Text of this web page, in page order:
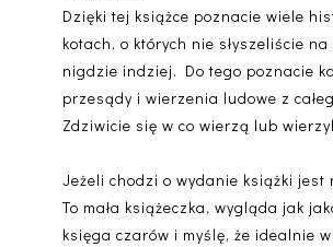
Dzięki tej książce poznacie wiele
kotach, o których nie słyszeliście na
nigdzie indziej. Do tego poznacie
przesądy i wierzenia ludowe z
Zdziwicie się w co wierzą lub
Jeżeli chodzi o wydanie książki jest
To mała książeczka, wygląda jak
księga czarów i myślę, że idealnie